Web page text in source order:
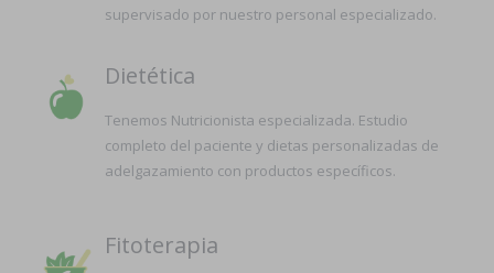
supervisado por nuestro personal especializado.
Dietética
Tenemos Nutricionista especializada. Estudio
completo del paciente y dietas personalizadas de
adelgazamiento con productos específicos.
Fitoterapia